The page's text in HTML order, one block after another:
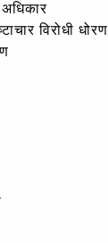
विरोधी धोरण